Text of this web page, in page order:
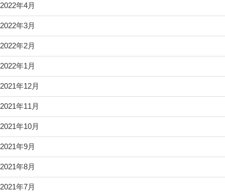
2022年4月
2022年3月
2022年2月
2022年1月
2021年12月
2021年11月
2021年10月
2021年9月
2021年8月
2021年7月